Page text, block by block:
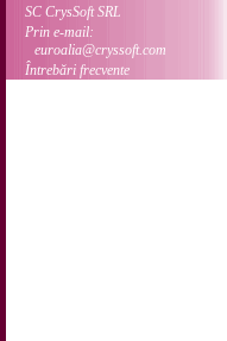
SC CrysSoft SRL
Prin e-mail:
euroalia@cryssoft.com
Întrebări frecvente